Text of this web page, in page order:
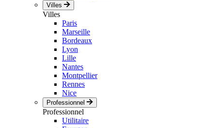
Villes
Villes
Paris
Marseille
Bordeaux
Lyon
Lille
Nantes
Montpellier
Rennes
Nice
Professionnel
Professionnel
Utilitaire